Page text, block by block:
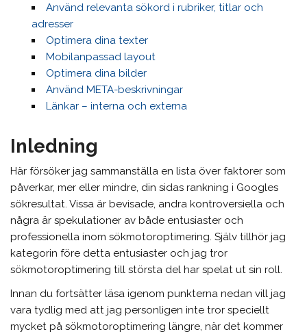
Använd relevanta sökord i rubriker, titlar och
adresser
Optimera dina texter
Mobilanpassad layout
Optimera dina bilder
Använd META-beskrivningar
Länkar – interna och externa
Inledning
Här försöker jag sammanställa en lista över faktorer som
påverkar, mer eller mindre, din sidas rankning i Googles
sökresultat. Vissa är bevisade, andra kontroversiella och
några är spekulationer av både entusiaster och
professionella inom sökmotoroptimering. Själv tillhör jag
kategorin före detta entusiaster och jag tror
sökmotoroptimering till största del har spelat ut sin roll.
Innan du fortsätter läsa igenom punkterna nedan vill jag
vara tydlig med att jag personligen inte tror speciellt
mycket på sökmotoroptimering längre, när det kommer